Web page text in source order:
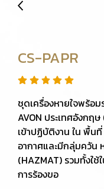
CS-PAPR
ชุดเครื่องหายใจพร้อ
AVON ประเทศอังกฤ
เข้าปฏิบัติงาน ใน พื้น
อากาศและมีกลุ่มควัน
(HAZMAT) รวมทั้งใ
การร้องขอ